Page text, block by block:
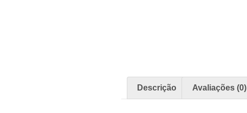
Descrição Avaliações (0)